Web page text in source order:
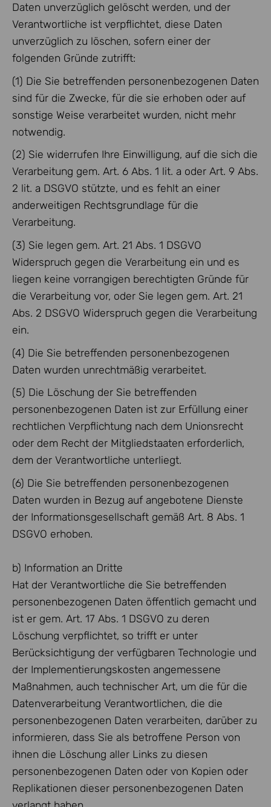
Daten unverzüglich gelöscht werden, und der
Verantwortliche ist verpflichtet, diese Daten
unverzüglich zu löschen, sofern einer der
folgenden Gründe zutrifft:
(1) Die Sie betreffenden personenbezogenen Daten
sind für die Zwecke, für die sie erhoben oder auf
sonstige Weise verarbeitet wurden, nicht mehr
notwendig.
(2) Sie widerrufen Ihre Einwilligung, auf die sich die
Verarbeitung gem. Art. 6 Abs. 1 lit. a oder Art. 9 Abs.
2 lit. a DSGVO stützte, und es fehlt an einer
anderweitigen Rechtsgrundlage für die
Verarbeitung.
(3) Sie legen gem. Art. 21 Abs. 1 DSGVO
Widerspruch gegen die Verarbeitung ein und es
liegen keine vorrangigen berechtigten Gründe für
die Verarbeitung vor, oder Sie legen gem. Art. 21
Abs. 2 DSGVO Widerspruch gegen die Verarbeitung
ein.
(4) Die Sie betreffenden personenbezogenen
Daten wurden unrechtmäßig verarbeitet.
(5) Die Löschung der Sie betreffenden
personenbezogenen Daten ist zur Erfüllung einer
rechtlichen Verpflichtung nach dem Unionsrecht
oder dem Recht der Mitgliedstaaten erforderlich,
dem der Verantwortliche unterliegt.
(6) Die Sie betreffenden personenbezogenen
Daten wurden in Bezug auf angebotene Dienste
der Informationsgesellschaft gemäß Art. 8 Abs. 1
DSGVO erhoben.
b) Information an Dritte
Hat der Verantwortliche die Sie betreffenden
personenbezogenen Daten öffentlich gemacht und
ist er gem. Art. 17 Abs. 1 DSGVO zu deren
Löschung verpflichtet, so trifft er unter
Berücksichtigung der verfügbaren Technologie und
der Implementierungskosten angemessene
Maßnahmen, auch technischer Art, um die für die
Datenverarbeitung Verantwortlichen, die die
personenbezogenen Daten verarbeiten, darüber zu
informieren, dass Sie als betroffene Person von
ihnen die Löschung aller Links zu diesen
personenbezogenen Daten oder von Kopien oder
Replikationen dieser personenbezogenen Daten